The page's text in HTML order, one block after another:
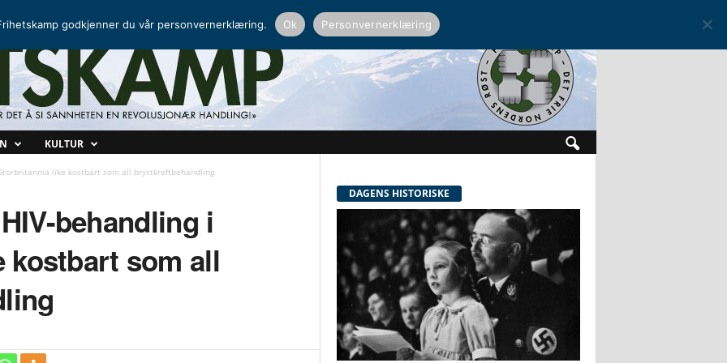
KULTUR
like kostbart som all brystkreftbehandling
behandling i
kostbart som all
DAGENS HISTORISKE
godkjenner du vår personvernerklæring. Ok Personvernerklæring